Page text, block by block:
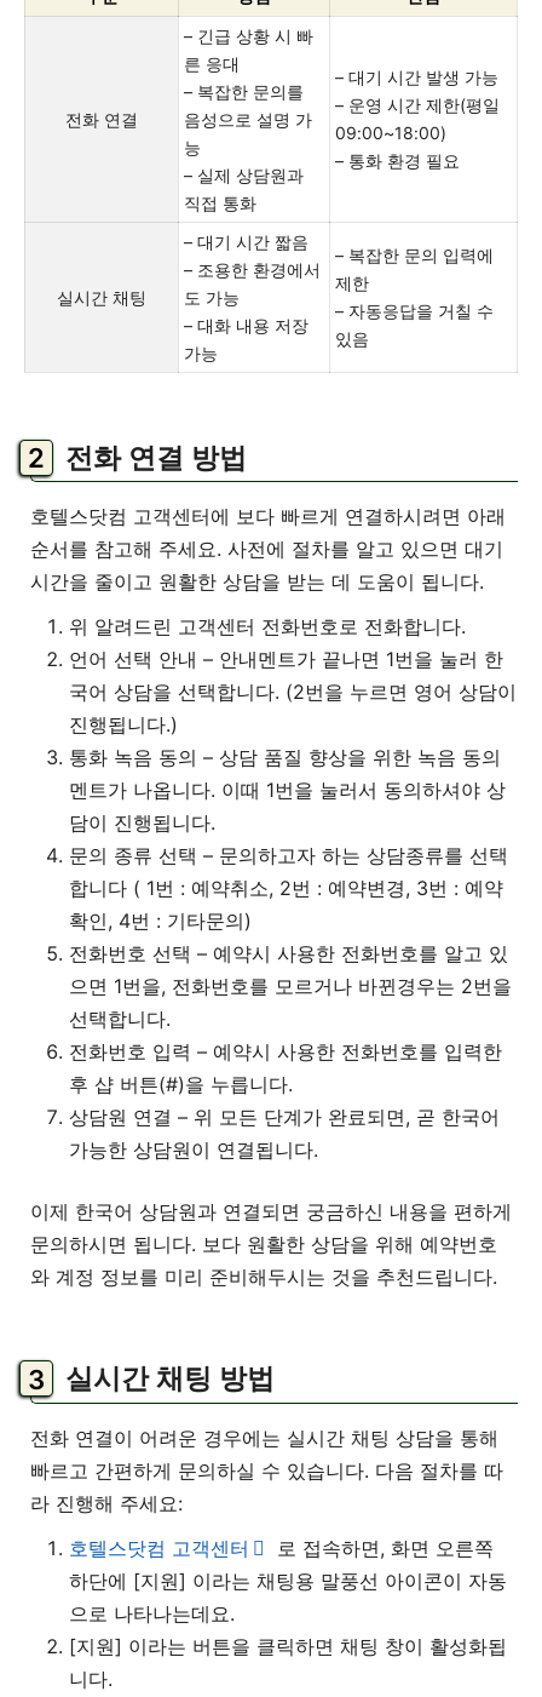
전화 연결
– 긴급 상황 시 빠
른 응대
– 복잡한 문의를
음성으로 설명 가
능
– 실제 상담원과
직접 통화
– 대기 시간 발생 가능
– 운영 시간 제한(평일
09:00~18:00)
– 통화 환경 필요
실시간 채팅
– 대기 시간 짧음
– 조용한 환경에서
도 가능
– 대화 내용 저장
가능
– 복잡한 문의 입력에
제한
– 자동응답을 거칠 수
있음
전화 연결 방법
호텔스닷컴 고객센터에 보다 빠르게 연결하시려면 아래
순서를 참고해 주세요. 사전에 절차를 알고 있으면 대기
시간을 줄이고 원활한 상담을 받는 데 도움이 됩니다.
위 알려드린 고객센터 전화번호로 전화합니다.
언어 선택 안내 – 안내멘트가 끝나면 1번을 눌러 한
국어 상담을 선택합니다. (2번을 누르면 영어 상담이
진행됩니다.)
통화 녹음 동의 – 상담 품질 향상을 위한 녹음 동의
멘트가 나옵니다. 이때 1번을 눌러서 동의하셔야 상
담이 진행됩니다.
문의 종류 선택 – 문의하고자 하는 상담종류를 선택
합니다 ( 1번 : 예약취소, 2번 : 예약변경, 3번 : 예약
확인, 4번 : 기타문의)
전화번호 선택 – 예약시 사용한 전화번호를 알고 있
으면 1번을, 전화번호를 모르거나 바뀐경우는 2번을
선택합니다.
전화번호 입력 – 예약시 사용한 전화번호를 입력한
후 샵 버튼(#)을 누릅니다.
상담원 연결 – 위 모든 단계가 완료되면, 곧 한국어
가능한 상담원이 연결됩니다.
이제 한국어 상담원과 연결되면 궁금하신 내용을 편하게
문의하시면 됩니다. 보다 원활한 상담을 위해 예약번호
와 계정 정보를 미리 준비해두시는 것을 추천드립니다.
실시간 채팅 방법
전화 연결이 어려운 경우에는 실시간 채팅 상담을 통해
빠르고 간편하게 문의하실 수 있습니다. 다음 절차를 따
라 진행해 주세요:
호텔스닷컴 고객센터
로 접속하면, 화면 오른쪽
하단에 [지원] 이라는 채팅용 말풍선 아이콘이 자동
으로 나타나는데요.
[지원] 이라는 버튼을 클릭하면 채팅 창이 활성화됩
니다.